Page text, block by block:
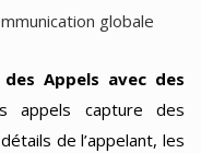
globale
Appels avec des
appels capture des
de l’appelant, les